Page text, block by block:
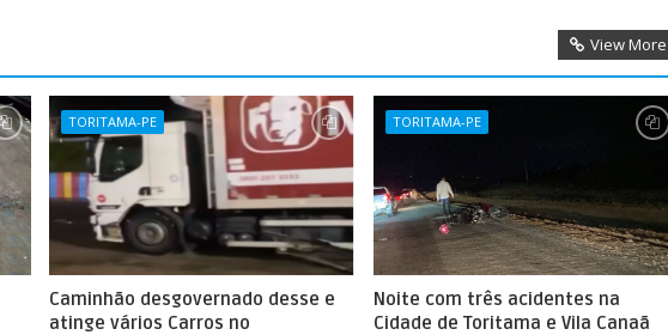
View More
TORITAMA-PE
Caminhão desgovernado desse e
atinge vários Carros no
TORITAMA-PE
Noite com três acidentes na
Cidade de Toritama e Vila Canaã